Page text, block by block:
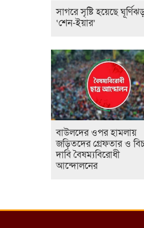
সাগরে সৃষ্টি হয়েছে
‘শেন-ইয়ার’
বাউলদের ওপর হামলায়
জড়িতদের গ্রেফতার ও
দাবি বৈষম্যবিরোধী
আন্দোলনের